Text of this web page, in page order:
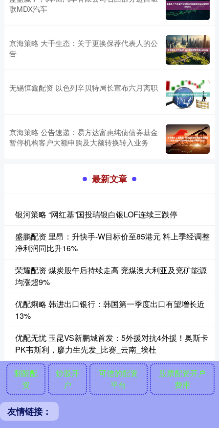
歌MDX汽车
京海策略 大千生态：关于更换保荐代表人的公
告
无锡恒鑫配资 以色列辛贝特局长宣布六月离职
京海策略 公告速递：易方达富惠纯债债券基金
暂停机构客户大额申购及大额转换转入业务
最新文章
银河策略 “网红基”国投瑞银白银LOF连续三跌停
盛鹏配资 里昂：升快手-W目标价至85港元 料上季经调整
净利润同比升16%
荣耀配资 煤炭股午后持续走高 兖煤澳大利亚及兖矿能源
均涨超9%
优配痢略 韩进出口银行：韩国第一季度出口有望增长近
13%
优配无忧 玉昆VS新鹏城首发：5外援对抗4外援！奥斯卡
PK韦斯利，廖力生先发_比赛_云南_埃杜
翻翻配
资
炒股开
户
可信的配资
平台
股票配资开户
费用
友情链接：